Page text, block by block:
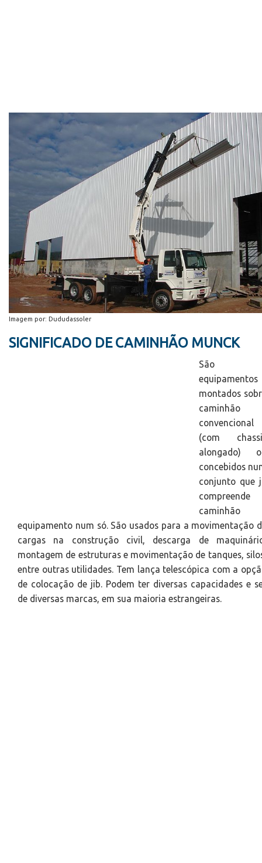
Imagem por: Dududassoler
SIGNIFICADO DE CAMINHÃO MUNCK
São
equipamentos
montados
caminhão
convencional
(com
alongado)
concebidos
conjunto que
compreende
caminhão
equipamento num só. São usados para a movimentação
cargas na construção civil, descarga de
montagem de estruturas e movimentação de tanques,
entre outras utilidades. Tem lança telescópica com a
de colocação de jib. Podem ter diversas capacidades e
de diversas marcas, em sua maioria estrangeiras.